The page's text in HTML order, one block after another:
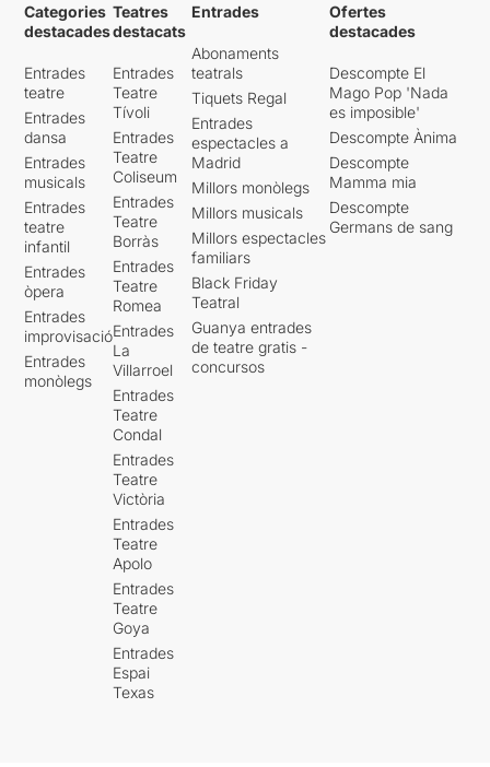
Categories
destacades
Entrades
teatre
Entrades
dansa
Entrades
musicals
Entrades
teatre
infantil
Entrades
òpera
Entrades
improvisació
Entrades
monòlegs
Teatres
destacats
Entrades
Teatre
Tívoli
Entrades
Teatre
Coliseum
Entrades
Teatre
Borràs
Entrades
Teatre
Romea
Entrades
La
Villarroel
Entrades
Teatre
Condal
Entrades
Teatre
Victòria
Entrades
Teatre
Apolo
Entrades
Teatre
Goya
Entrades
Espai
Texas
Entrades
Abonaments
teatrals
Tiquets Regal
Entrades
espectacles a
Madrid
Millors monòlegs
Millors musicals
Millors espectacles
familiars
Black Friday
Teatral
Guanya entrades
de teatre gratis -
concursos
Ofertes
destacades
Descompte El
Mago Pop 'Nada
es imposible'
Descompte Ànima
Descompte
Mamma mia
Descompte
Germans de sang